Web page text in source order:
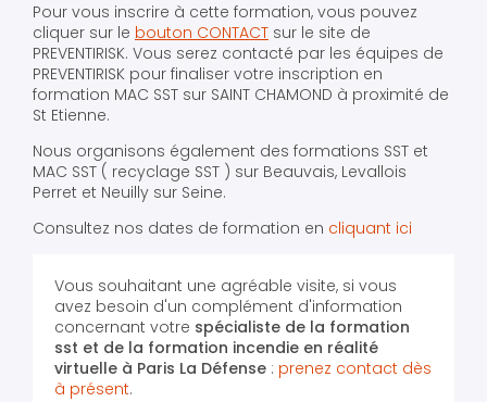
Pour vous inscrire à cette formation, vous pouvez
cliquer sur le bouton CONTACT sur le site de
PREVENTIRISK. Vous serez contacté par les équipes de
PREVENTIRISK pour finaliser votre inscription en
formation MAC SST sur SAINT CHAMOND à proximité de
St Etienne.
Nous organisons également des formations SST et
MAC SST ( recyclage SST ) sur Beauvais, Levallois
Perret et Neuilly sur Seine.
Consultez nos dates de formation en cliquant ici
Vous souhaitant une agréable visite, si vous
avez besoin d'un complément d'information
concernant votre spécialiste de la formation
sst et de la formation incendie en réalité
virtuelle à Paris La Défense : prenez contact dès
à présent.